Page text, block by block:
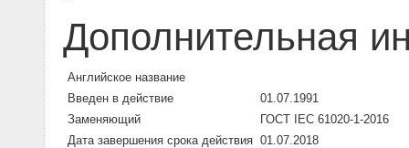
Дополнительная
Английское название
Введен в действие
01.07.1991
Заменяющий
ГОСТ IEC 61020-1-2016
Дата завершения срока действия 01.07.2018